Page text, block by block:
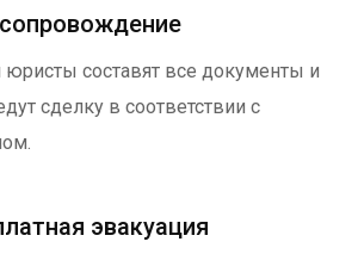
составят все документы и
сделку в соответствии с
эвакуация